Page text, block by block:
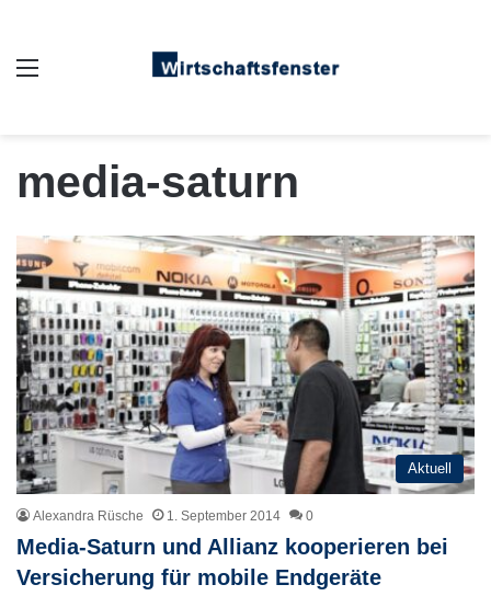
media-saturn
Aktuell
Alexandra Rüsche 1. September 2014 0
Media-Saturn und Allianz kooperieren bei
Versicherung für mobile Endgeräte